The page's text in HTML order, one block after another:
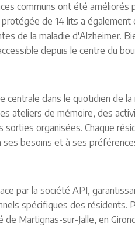
communs ont été améliorés
de 14 lits a également
de la maladie d'Alzheimer.
depuis le centre du
centrale dans le quotidien de la
ateliers de mémoire, des
organisées. Chaque
ses besoins et à ses
par la société API,
spécifiques des résidents.
Martignas-sur-Jalle, en